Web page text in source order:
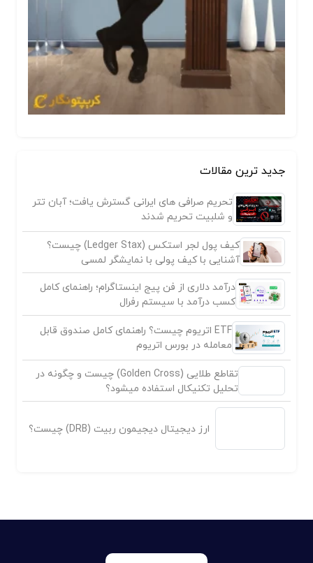
جدید ترین مقالات
تحریم صرافی های ایرانی گسترش یافت؛ آبان تتر
و شلبیت تحریم شدند
کیف پول لجر استکس (Ledger Stax) چیست؟
آشنایی با کیف پولی با نمایشگر لمسی
درآمد دلاری از فن پیج اینستاگرام؛ راهنمای کامل
کسب درآمد با سیستم رفرال
ETF اتریوم چیست؟ راهنمای کامل صندوق قابل
معامله در بورس اتریوم
تقاطع طلایی (Golden Cross) چیست و چگونه در
تحلیل تکنیکال استفاده میشود؟
ارز دیجیتال دیجیمون ربیت (DRB) چیست؟